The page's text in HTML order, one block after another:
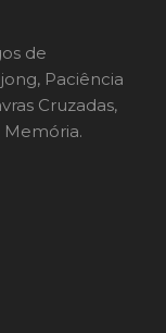
de
Paciência
Cruzadas,
Memória.